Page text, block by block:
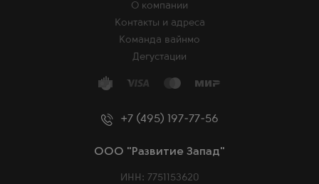
+7 (495) 197-77-56
ООО "Развитие Запад"
ИНН: 7751153620
О компании
Контакты и адреса
Команда вайнмо
Дегустации